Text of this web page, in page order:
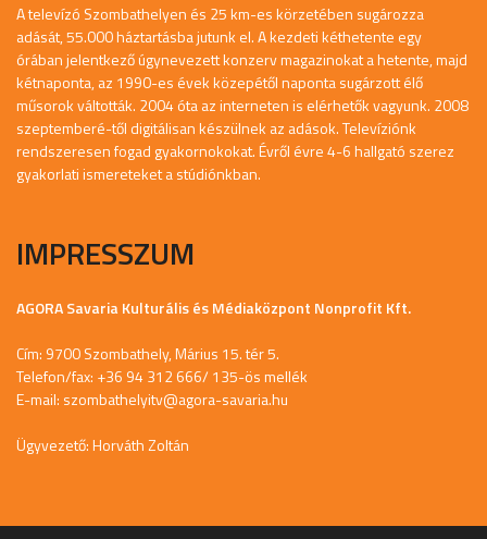
A televízó Szombathelyen és 25 km-es körzetében sugározza
adását, 55.000 háztartásba jutunk el. A kezdeti kéthetente egy
órában jelentkező úgynevezett konzerv magazinokat a hetente, majd
kétnaponta, az 1990-es évek közepétől naponta sugárzott élő
műsorok váltották. 2004 óta az interneten is elérhetők vagyunk. 2008
szeptemberé-től digitálisan készülnek az adások. Televíziónk
rendszeresen fogad gyakornokokat. Évről évre 4-6 hallgató szerez
gyakorlati ismereteket a stúdiónkban.
IMPRESSZUM
AGORA Savaria Kulturális és Médiaközpont Nonprofit Kft.
Cím: 9700 Szombathely, Márius 15. tér 5.
Telefon/fax: +36 94 312 666/ 135-ös mellék
E-mail: szombathelyitv@agora-savaria.hu
Ügyvezető: Horváth Zoltán